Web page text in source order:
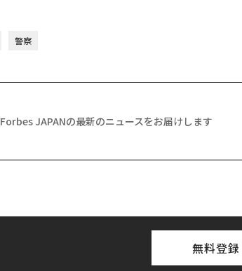
警察
Forbes JAPANの最新のニュースをお届けします
無料登録